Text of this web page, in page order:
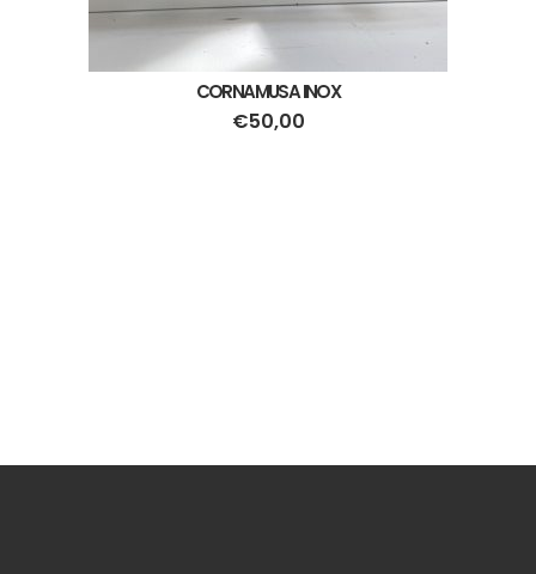
CORNAMUSA INOX
€50,00